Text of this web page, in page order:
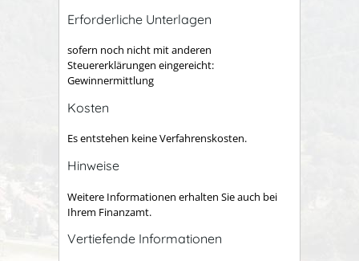
Erforderliche Unterlagen
sofern noch nicht mit anderen
Steuererklärungen eingereicht:
Gewinnermittlung
Kosten
Es entstehen keine Verfahrenskosten.
Hinweise
Weitere Informationen erhalten Sie auch bei
Ihrem Finanzamt.
Vertiefende Informationen